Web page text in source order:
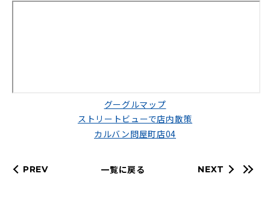
グーグルマップ
ストリートビューで店内散策
カルバン問屋町店04
PREV 一覧に戻る NEXT